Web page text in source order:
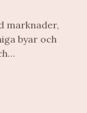
marknader,
byar och